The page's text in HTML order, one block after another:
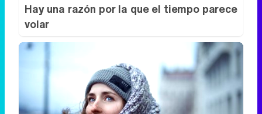
Hay una razón por la que el tiempo parece
volar